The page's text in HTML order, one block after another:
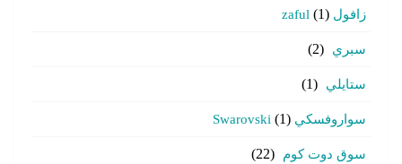
زافول zaful (1)
سبري (2)
ستايلي (1)
سواروفسكي Swarovski (1)
سوق دوت كوم (22)